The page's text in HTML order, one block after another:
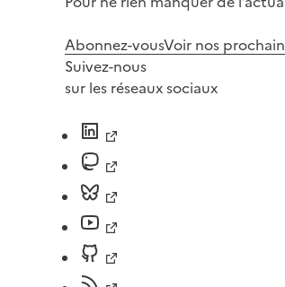
Abonnez-vousVoir nos
Suivez-nous
sur les réseaux sociaux